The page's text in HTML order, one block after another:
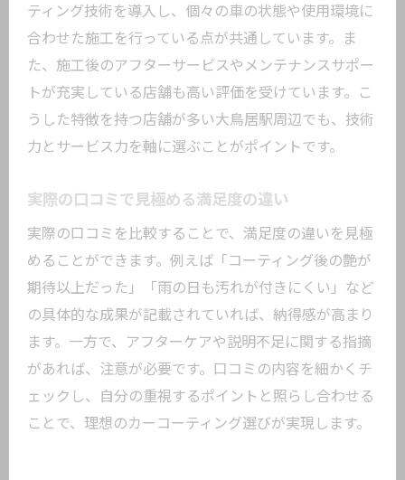
ティング技術を導入し、個々の車の状態や使用環境に
合わせた施工を行っている点が共通しています。ま
た、施工後のアフターサービスやメンテナンスサポー
トが充実している店舗も高い評価を受けています。こ
うした特徴を持つ店舗が多い大鳥居駅周辺でも、技術
力とサービス力を軸に選ぶことがポイントです。
実際の口コミで見極める満足度の違い
実際の口コミを比較することで、満足度の違いを見極
めることができます。例えば「コーティング後の艶が
期待以上だった」「雨の日も汚れが付きにくい」など
の具体的な成果が記載されていれば、納得感が高まり
ます。一方で、アフターケアや説明不足に関する指摘
があれば、注意が必要です。口コミの内容を細かくチ
ェックし、自分の重視するポイントと照らし合わせる
ことで、理想のカーコーティング選びが実現します。